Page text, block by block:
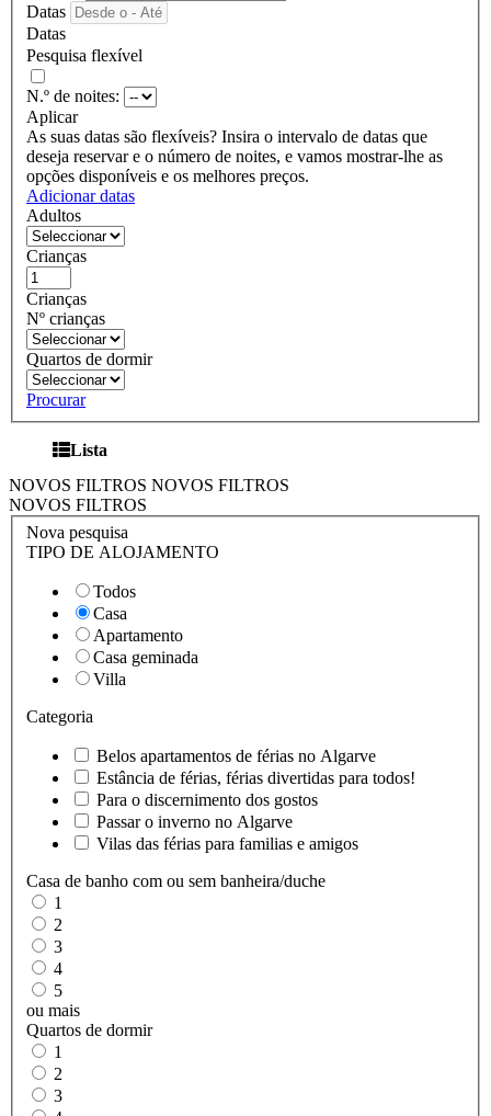
Datas
Datas
Pesquisa flexível
N.º de noites:
Aplicar
As suas datas são flexíveis? Insira o intervalo de datas que
deseja reservar e o número de noites, e vamos mostrar-lhe as
opções disponíveis e os melhores preços.
Adicionar datas
Adultos
Crianças
Crianças
Nº crianças
Quartos de dormir
Procurar
Lista
NOVOS FILTROS NOVOS FILTROS
NOVOS FILTROS
Nova pesquisa
TIPO DE ALOJAMENTO
Todos
Casa
Apartamento
Casa geminada
Villa
Categoria
Belos apartamentos de férias no Algarve
Estância de férias, férias divertidas para todos!
Para o discernimento dos gostos
Passar o inverno no Algarve
Vilas das férias para familias e amigos
Casa de banho com ou sem banheira/duche
1
2
3
4
5
ou mais
Quartos de dormir
1
2
3